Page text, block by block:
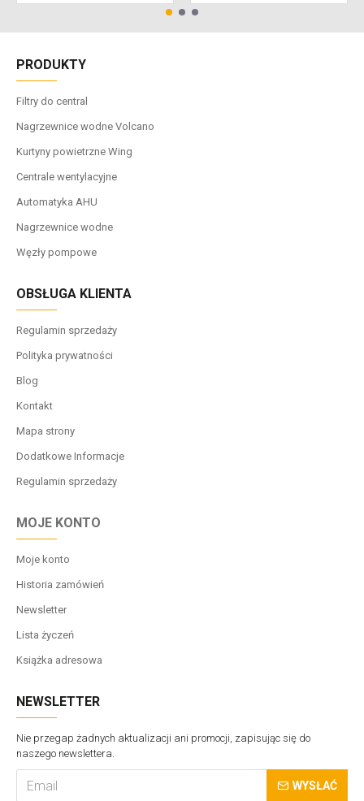
PRODUKTY
Filtry do central
Nagrzewnice wodne Volcano
Kurtyny powietrzne Wing
Centrale wentylacyjne
Automatyka AHU
Nagrzewnice wodne
Węzły pompowe
OBSŁUGA KLIENTA
Regulamin sprzedaży
Polityka prywatności
Blog
Kontakt
Mapa strony
Dodatkowe Informacje
Regulamin sprzedaży
MOJE KONTO
Moje konto
Historia zamówień
Newsletter
Lista życzeń
Książka adresowa
NEWSLETTER
Nie przegap żadnych aktualizacji ani promocji, zapisując się do
naszego newslettera.
WYSŁAĆ